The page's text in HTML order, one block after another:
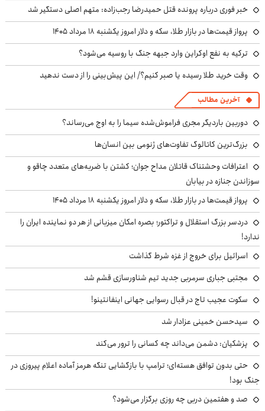
خبر فوری درباره پرونده قتل حمیدرضا رجب‌زاده: متهم اصلی دستگیر شد
پرواز قیمت‌ها در بازار طلا، سکه و دلار امروز یکشنبه ۱۸ مرداد ۱۴۰۵
ترکیه به نفع اوکراین وارد جبهه جنگ با روسیه می‌شود؟
وقت خرید طلا رسیده یا صبر کنیم؟/ این پیش‌بینی را از دست ندهید
آخرین مطالب
دوربین باردیگر مجری فراموش‌شده سیما را به اوج می‌رساند؟
بزرگ‌ترین کاتالوگ تفاوت‌های ژنومی بین انسان‌ها
اعترافات وحشتناک قاتلان مداح جوان؛ کشتن با ضربه‌های متعدد چاقو و
سوزاندن جنازه در بیابان
پرواز قیمت‌ها در بازار طلا، سکه و دلار امروز یکشنبه ۱۸ مرداد ۱۴۰۵
دردسر بزرگ استقلال و تراکتور؛ بصره امکان میزبانی از هر دو نماینده ایران را
ندارد!
اسرائیل برای خروج از غزه شرط گذاشت
مجتبی جباری سرمربی جدید تیم شناورسازی قشم شد
سکوت عجیب تاج در قبال رسوایی جهانی اینفانتینو!
سیدحسن خمینی عزادار شد
پزشکیان: دشمن می‌داند چه کسانی را ترور می‌کند
حتی بدون توافق هسته‌ای؛ ترامپ با بازگشایی تنگه هرمز آماده اعلام پیروزی در
جنگ بود!
صد و هفتمین دربی چه روزی برگزار می‌شود؟